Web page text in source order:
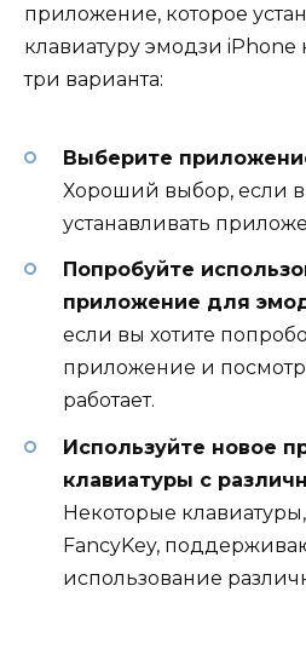
приложение, которое
клавиатуру эмодзи iPhone
три варианта:
Выберите
Хороший выбор, если
устанавливать
Попробуйте
приложение для
если вы хотите
приложение и
работает.
Используйте новое
клавиатуры с
Некоторые
FancyKey,
использование